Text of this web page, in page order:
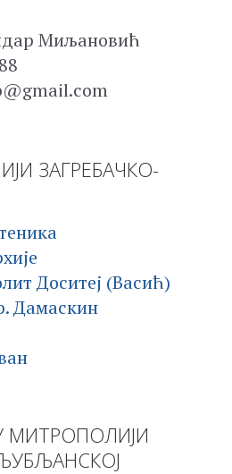
Миљановић
ЗАГРЕБАЧКО-
Доситеј (Васић)
Дамаскин
МИТРОПОЛИЈИ